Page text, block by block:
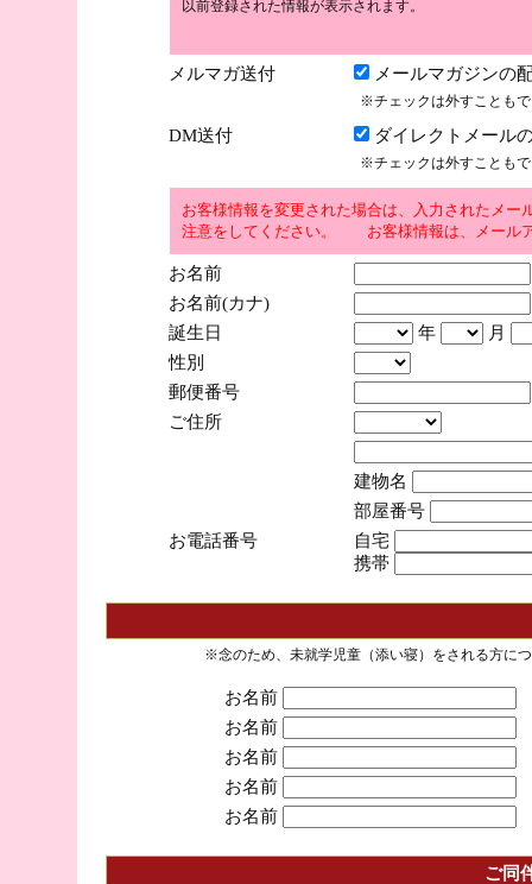
以前登録された情報が表示されます。
メルマガ送付 メールマガジンの
※チェックは外すことも
DM送付 ダイレクトメール
※チェックは外すことも
お客様情報を変更された場合は、入力されたメ
注意をしてください。 お客様情報は、メール
お名前
お名前(カナ)
誕生日
年
月
性別
郵便番号
ご住所
建物名
部屋番号
お電話番号
自宅
携帯
※念のため、未就学児童（添い寝）をされる方に
お名前
お名前
お名前
お名前
お名前
ご同